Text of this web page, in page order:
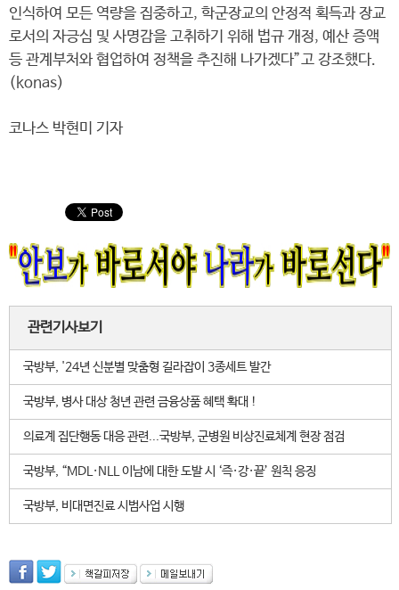
인식하여 모든 역량을 집중하고, 학군장교의 안정적 획득과 장교
로서의 자긍심 및 사명감을 고취하기 위해 법규 개정, 예산 증액
등 관계부처와 협업하여 정책을 추진해 나가겠다”고 강조했다.
(konas)
코나스 박현미 기자
관련기사보기
국방부, '24년 신분별 맞춤형 길라잡이 3종세트 발간
국방부, 병사 대상 청년 관련 금융상품 혜택 확대 !
의료계 집단행동 대응 관련...국방부, 군병원 비상진료체계 현장 점검
국방부, “MDL·NLL 이남에 대한 도발 시 ‘즉·강·끝’ 원칙 응징
국방부, 비대면진료 시범사업 시행